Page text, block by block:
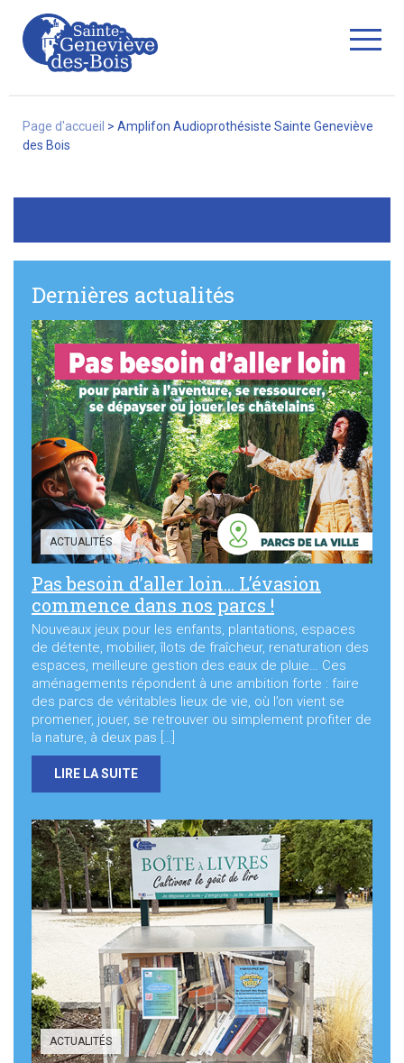
La Ville
Commerces/associations
Sortir à Ste Gen’
Page d'accueil > Amplifon Audioprothésiste Sainte Geneviève
des Bois
Dernières actualités
ACTUALITÉS
Pas besoin d’aller loin… L’évasion
commence dans nos parcs !
Nouveaux jeux pour les enfants, plantations, espaces
de détente, mobilier, îlots de fraîcheur, renaturation des
espaces, meilleure gestion des eaux de pluie… Ces
aménagements répondent à une ambition forte : faire
des parcs de véritables lieux de vie, où l’on vient se
promener, jouer, se retrouver ou simplement profiter de
la nature, à deux pas […]
LIRE LA SUITE
ACTUALITÉS